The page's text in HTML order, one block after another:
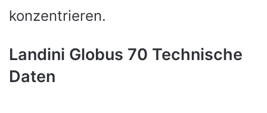
konzentrieren.
Landini Globus 70 Technische
Daten